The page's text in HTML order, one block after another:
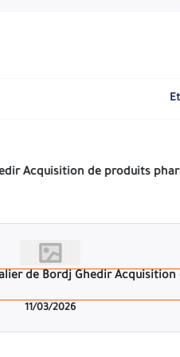
minimales pour la
11/03/2026